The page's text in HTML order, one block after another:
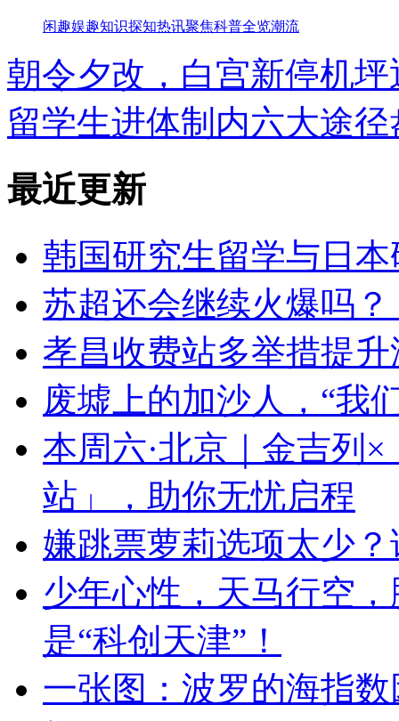
闲趣娱趣知识探知热讯聚焦科普全览潮流
朝令夕改，白宫新停机坪
留学生进体制内六大途
最近更新
韩国研究生留学与日
苏超还会继续火爆吗
孝昌收费站多举措提
废墟上的加沙人，“我
本周六·北京｜金吉列
站」，助你无忧启程
嫌跳票萝莉选项太少
少年心性，天马行空
是“科创天津”！
一张图：波罗的海指